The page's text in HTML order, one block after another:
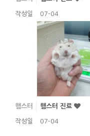
작성일 07-04
햄스터 햄스터 진료
작성일 07-04